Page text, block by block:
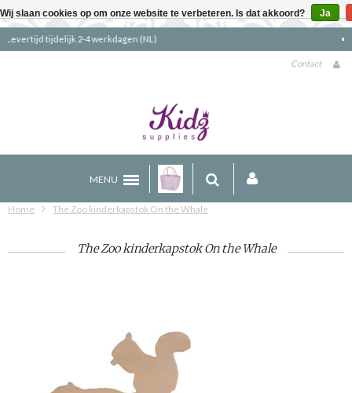
Gratis verzending boven €90 (NL)
Contact
MENU
Home The Zoo kinderkapstok On the Whale
The Zoo kinderkapstok On the Whale
Wij slaan cookies op om onze website te verbeteren. Is dat akkoord? Ja